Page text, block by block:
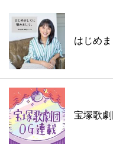
はじめ
宝塚歌